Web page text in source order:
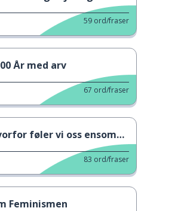
59 ord/fraser
År med arv
67 ord/fraser
føler vi oss ensomme?
83 ord/fraser
Feminismen